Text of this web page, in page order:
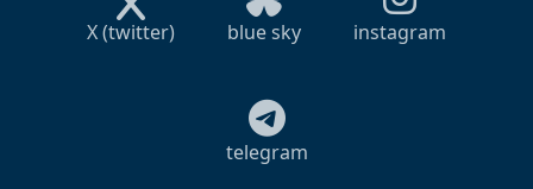
X (twitter) blue sky instagram
telegram